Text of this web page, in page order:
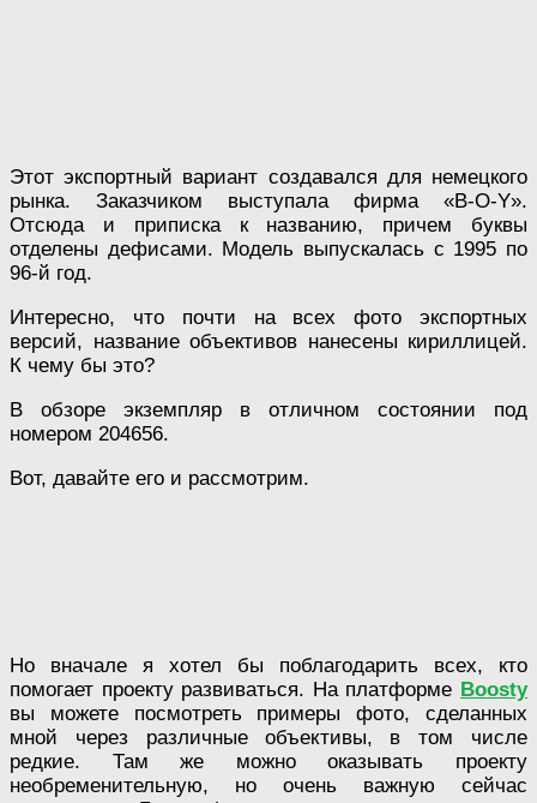
Этот экспортный вариант создавался для немецкого
рынка. Заказчиком выступала фирма «B-O-Y».
Отсюда и приписка к названию, причем буквы
отделены дефисами. Модель выпускалась с 1995 по
96-й год.
Интересно, что почти на всех фото экспортных
версий, название объективов нанесены кириллицей.
К чему бы это?
В обзоре экземпляр в отличном состоянии под
номером 204656.
Вот, давайте его и рассмотрим.
Но вначале я хотел бы поблагодарить всех, кто
помогает проекту развиваться. На платформе Boosty
вы можете посмотреть примеры фото, сделанных
мной через различные объективы, в том числе
редкие. Там же можно оказывать проекту
необременительную, но очень важную сейчас